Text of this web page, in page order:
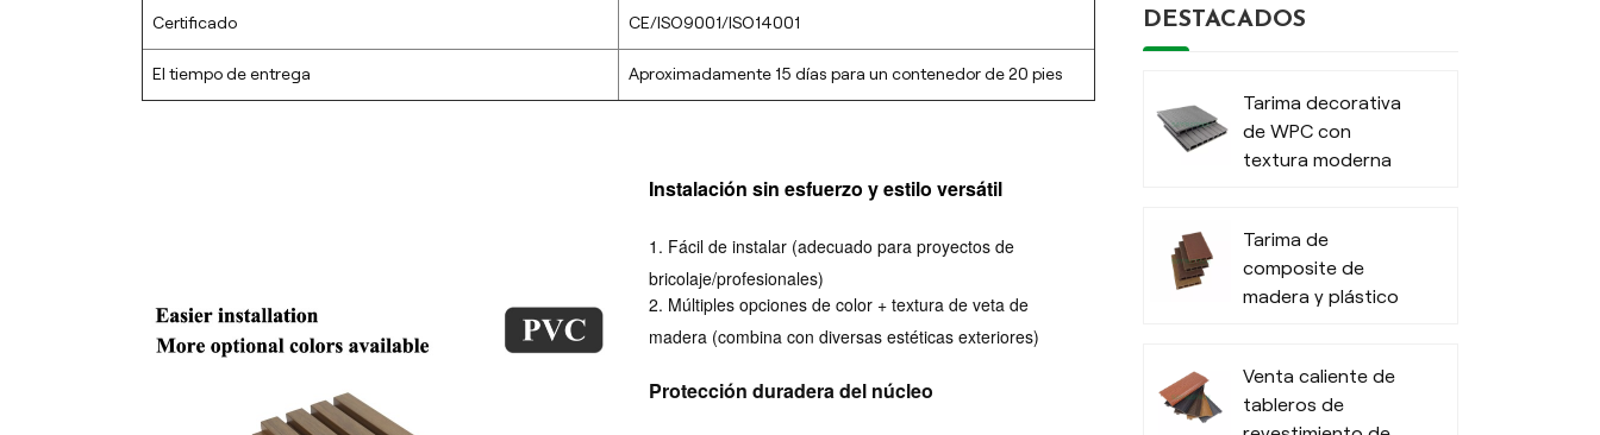
Certificado CE/ISO9001/ISO14001
El tiempo de entrega Aproximadamente 15 días para un contenedor de 20 pies
Instalación sin esfuerzo y estilo versátil
1. Fácil de instalar (adecuado para proyectos de
bricolaje/profesionales)
2. Múltiples opciones de color + textura de veta de
madera (combina con diversas estéticas exteriores)
Protección duradera del núcleo
DESTACADOS
Tarima decorativa
de WPC con
textura moderna
Tarima de
composite de
madera y plástico
lijado.
Venta caliente de
tableros de